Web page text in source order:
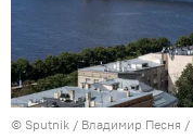
© Sputnik / Владимир Песня /